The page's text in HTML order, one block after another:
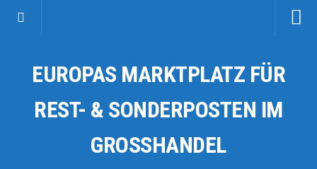
Kategorien
Auto & Motorrad
Fahrzeuge & Transport
EUROPAS MARKTPLATZ FÜR
REST- & SONDERPOSTEN IM
GROSSHANDEL